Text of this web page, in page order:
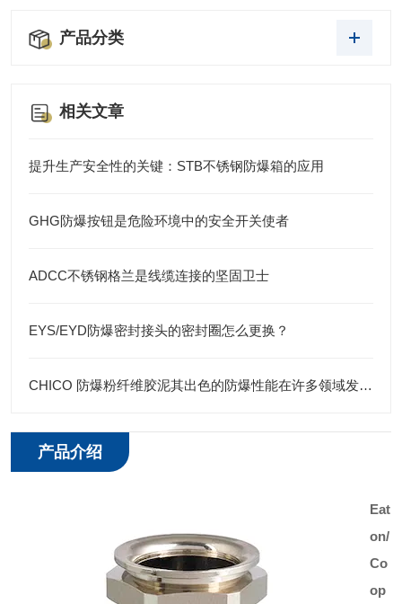
产品分类
相关文章
提升生产安全性的关键：STB不锈钢防爆箱的应用
GHG防爆按钮是危险环境中的安全开关使者
ADCC不锈钢格兰是线缆连接的坚固卫士
EYS/EYD防爆密封接头的密封圈怎么更换？
CHICO 防爆粉纤维胶泥其出色的防爆性能在许多领域发挥着重要的作用
产品介绍
Eat
on/
Co
op